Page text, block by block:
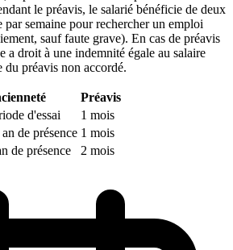
le préavis, le salarié bénéficie de deux
par semaine pour rechercher un emploi
sauf faute grave). En cas de préavis
a droit à une indemnité égale au salaire
du préavis non accordé.
Préavis
d'essai
1 mois
de présence 1 mois
de présence 2 mois